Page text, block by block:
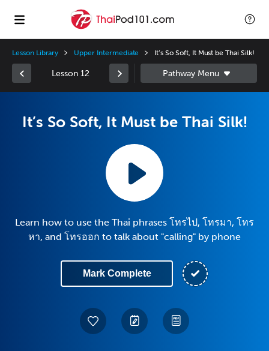
Lesson Library Upper Intermediate It’s So Soft, It Must be Thai Silk!
Lesson 12
It’s So Soft, It Must be Thai Silk!
Learn how to use the Thai phrases โทรไป, โทรมา, โทร
หา, and โทรออก to talk about "calling" by phone
Mark Complete